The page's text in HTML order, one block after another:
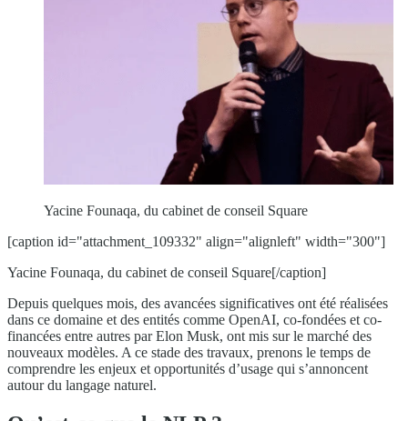
Yacine Founaqa, du cabinet de conseil Square
[caption id="attachment_109332" align="alignleft" width="300"]
Yacine Founaqa, du cabinet de conseil Square[/caption]
Depuis quelques mois, des avancées significatives ont été réalisées
dans ce domaine et des entités comme OpenAI, co-fondées et co-
financées entre autres par Elon Musk, ont mis sur le marché des
nouveaux modèles. A ce stade des travaux, prenons le temps de
comprendre les enjeux et opportunités d’usage qui s’annoncent
autour du langage naturel.